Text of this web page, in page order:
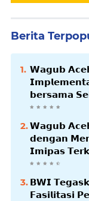
Berita
𝗪𝗮𝗴𝘂𝗯
𝗯𝗲𝗿𝘀𝗮𝗺𝗮
𝗪𝗮𝗴𝘂𝗯
𝗱𝗲𝗻𝗴𝗮𝗻
𝗜𝗺𝗶𝗽𝗮𝘀
𝗕𝗪𝗜
𝗙𝗮𝘀𝗶𝗹𝗶𝘁𝗮𝘀𝗶